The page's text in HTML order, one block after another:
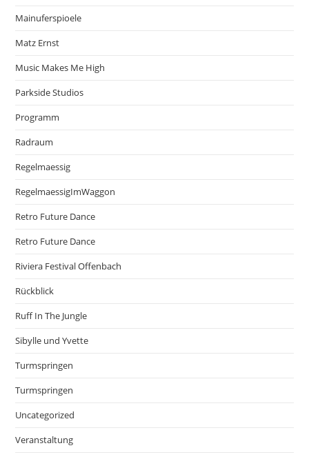
Mainuferspioele
Matz Ernst
Music Makes Me High
Parkside Studios
Programm
Radraum
Regelmaessig
RegelmaessigImWaggon
Retro Future Dance
Retro Future Dance
Riviera Festival Offenbach
Rückblick
Ruff In The Jungle
Sibylle und Yvette
Turmspringen
Turmspringen
Uncategorized
Veranstaltung